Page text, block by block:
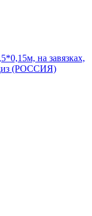
на завязках,
(РОССИЯ)